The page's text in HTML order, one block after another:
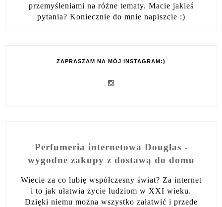
przemyśleniami na różne tematy. Macie jakieś
pytania? Koniecznie do mnie napiszcie :)
ZAPRASZAM NA MÓJ INSTAGRAM:)
Perfumeria internetowa Douglas -
wygodne zakupy z dostawą do domu
Wiecie za co lubię współczesny świat? Za internet
i to jak ułatwia życie ludziom w XXI wieku.
Dzięki niemu można wszystko załatwić i przede